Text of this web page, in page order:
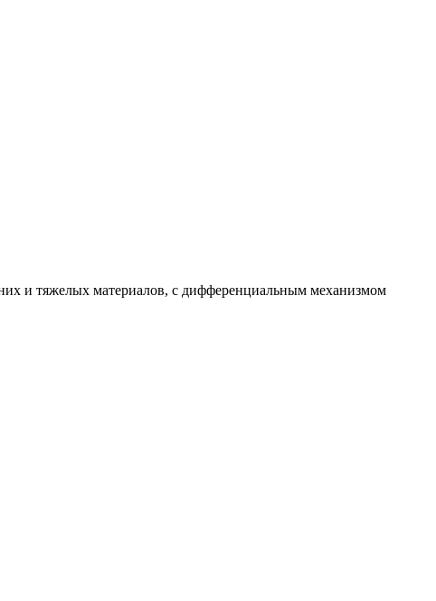
и тяжелых материалов, с дифференциальным механизмом